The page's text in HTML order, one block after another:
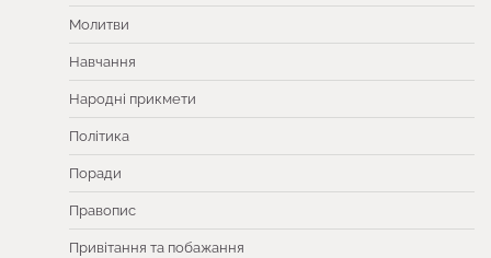
Молитви
Навчання
Народні прикмети
Політика
Поради
Правопис
Привітання та побажання